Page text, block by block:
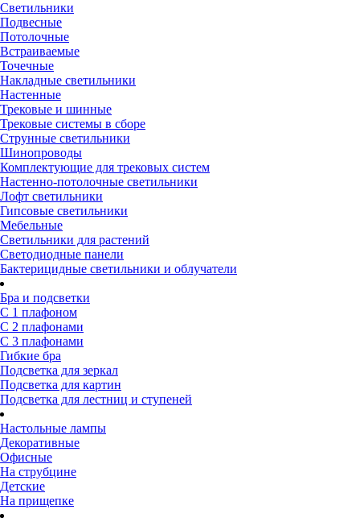
Светильники
Подвесные
Потолочные
Встраиваемые
Точечные
Накладные светильники
Настенные
Трековые и шинные
Трековые системы в сборе
Струнные светильники
Шинопроводы
Комплектующие для трековых систем
Настенно-потолочные светильники
Лофт светильники
Гипсовые светильники
Мебельные
Светильники для растений
Светодиодные панели
Бактерицидные светильники и облучатели
Бра и подсветки
С 1 плафоном
С 2 плафонами
С 3 плафонами
Гибкие бра
Подсветка для зеркал
Подсветка для картин
Подсветка для лестниц и ступеней
Настольные лампы
Декоративные
Офисные
На струбцине
Детские
На прищепке